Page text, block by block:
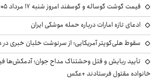
قیمت گوشت گوساله و گوسفند امروز شنبه ۱۷ مرداد ۱۴۰۵ +جدول
ادعای تازه امارات درباره حمله موشکی ایران
سقوط هلی‌کوپتر آمریکایی؛ از سرنوشت خلبان خبری
تأیید ربایش و قتل وحشتناک مداح جوان؛ آدمکش‌ها
خانواده مقتول فرستادند +عکس